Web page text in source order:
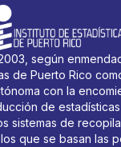
según
de Puerto Rico
con la
de
sistemas de
que se basan las